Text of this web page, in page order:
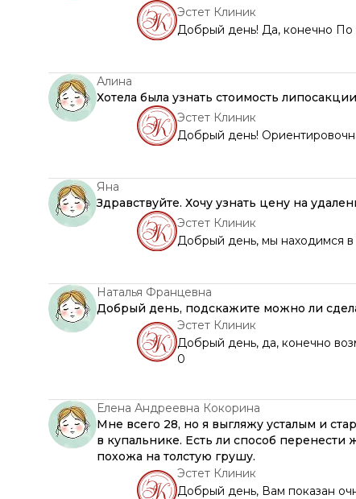
Эстет Клиник
Добрый день! Да, конечно
Алина
Хотела была узнать стоимость
Эстет Клиник
Добрый день!
Яна
Здравствуйте. Хочу узнать цену на
Эстет Клиник
Добрый день, мы находимся
Наталья Францевна
Добрый день, подскажите можно ли
Эстет Клиник
Добрый день, да, конечно
0
Елена Андреевна Кокорина
Мне всего 28, но я выгляжу усталым и
в купальнике. Есть ли способ
похожа на толстую грушу.
Эстет Клиник
Добрый день, Вам показан